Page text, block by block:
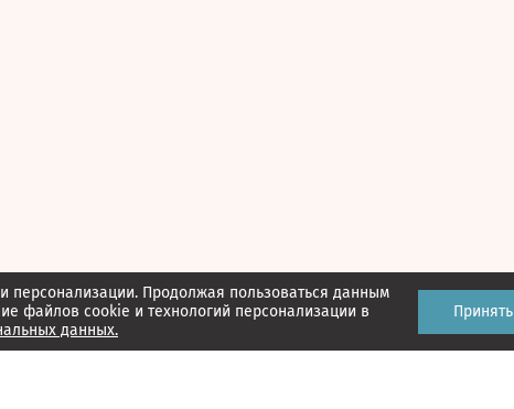
Продолжая пользоваться данным
файлов cookie и технологий персонализации в
данных.
Принять